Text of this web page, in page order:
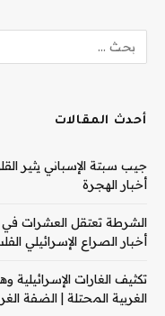
أحدث المقالات
جيب سبتة الإسباني يثير
أخبار الهجرة
الشرطة تعتقل العشرات
أخبار الصراع الإسرائيلي
تكثيف الغارات
الغربية المحتلة | الضفة